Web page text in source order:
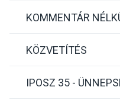
KOMMENTÁR
KÖZVETÍTÉS
IPOSZ 35 -